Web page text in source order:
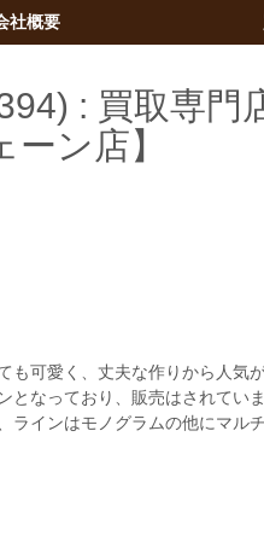
社概要
: 買取専門
ン店】
も可愛く、丈夫な作りから人気
なっており、販売はされていま
ラインはモノグラムの他にマル